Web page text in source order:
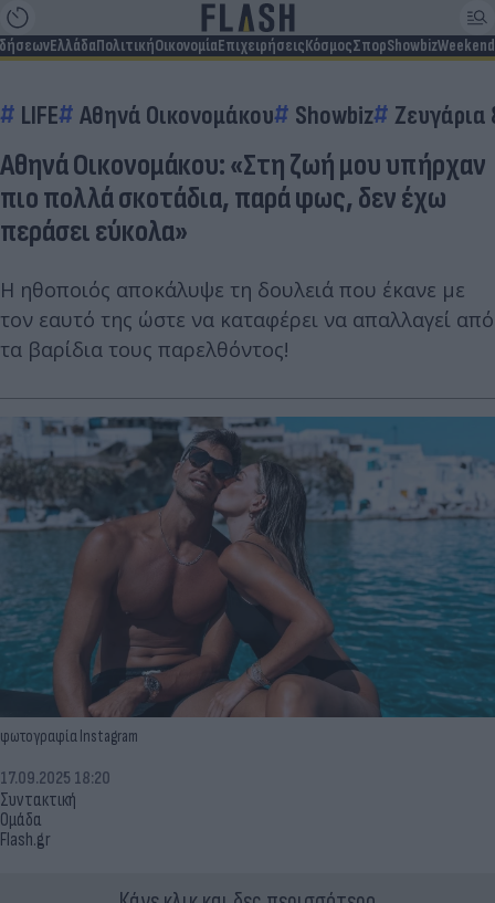
ΕλλάδαΠολιτικήΟικονομίαΕπιχειρήσειςΚόσμοςΣπορShowbizWeekend
LIFE Αθηνά Οικονομάκου Showbiz Ζευγάρια
Αθηνά Οικονομάκου: «Στη ζωή μου υπήρχαν
πιο πολλά σκοτάδια, παρά φως, δεν έχω
περάσει εύκολα»
Η ηθοποιός αποκάλυψε τη δουλειά που έκανε με
τον εαυτό της ώστε να καταφέρει να απαλλαγεί από
τα βαρίδια τους παρελθόντος!
φωτογραφία Instagram
Συντακτική
Ομάδα
Flash.gr
17.09.2025 18:20